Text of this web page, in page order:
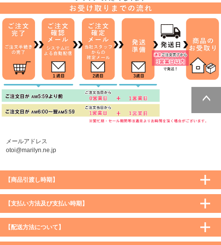
ページトッ
プへ
メールアドレス
otoi@marilyn.ne.jp
【商品引渡し時期】
【支払い方法及び支払い時期】
【配送方法について】